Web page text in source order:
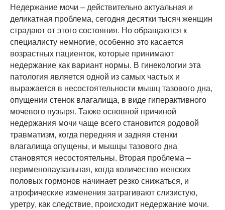
Недержание мочи – действительно актуальная и
деликатная проблема, сегодня десятки тысяч женщин
страдают от этого состояния. Но обращаются к
специалисту немногие, особенно это касается
возрастных пациенток, которые принимают
недержание как вариант нормы. В гинекологии эта
патология является одной из самых частых и
выражается в несостоятельности мышц тазового дна,
опущении стенок влагалища, в виде гиперактивного
мочевого пузыря. Также основной причиной
недержания мочи чаще всего становится родовой
травматизм, когда передняя и задняя стенки
влагалища опущены, и мышцы тазового дна
становятся несостоятельны. Вторая проблема –
перименопаузальная, когда количество женских
половых гормонов начинает резко снижаться, и
атрофические изменения затрагивают слизистую,
уретру, как следствие, происходит недержание мочи.